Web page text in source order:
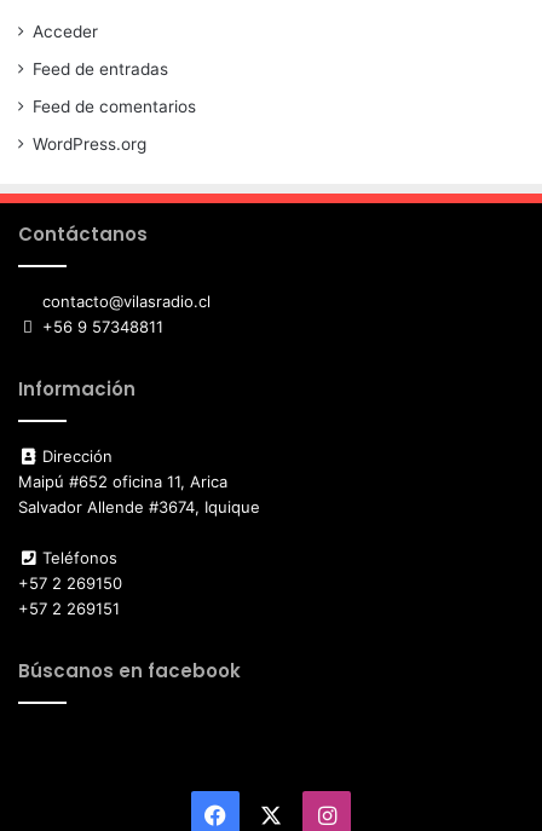
Acceder
Feed de entradas
Feed de comentarios
WordPress.org
Contáctanos
contacto@vilasradio.cl
+56 9 57348811
Información
Dirección
Maipú #652 oficina 11, Arica
Salvador Allende #3674, Iquique
Teléfonos
+57 2 269150
+57 2 269151
Búscanos en facebook
Facebook Instagram